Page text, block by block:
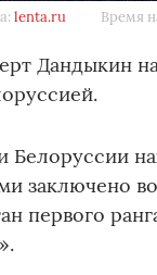
lenta.ru Время
Дандыкин
Белоруссии
заключено
первого